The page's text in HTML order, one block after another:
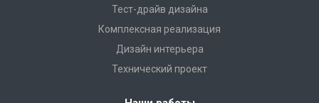
Тест-драйв дизайна
Комплексная реализация
Дизайн интерьера
Технический проект